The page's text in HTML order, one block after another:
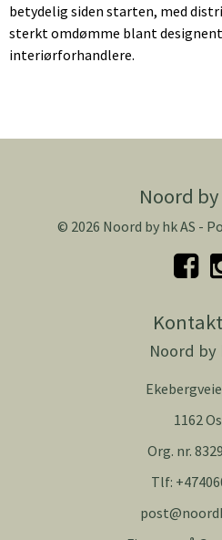
betydelig siden starten, med
sterkt omdømme blant
interiørforhandlere.
Noord by
© 2026 Noord by hk AS -
Noord by
1162
Org. nr.
Tlf: